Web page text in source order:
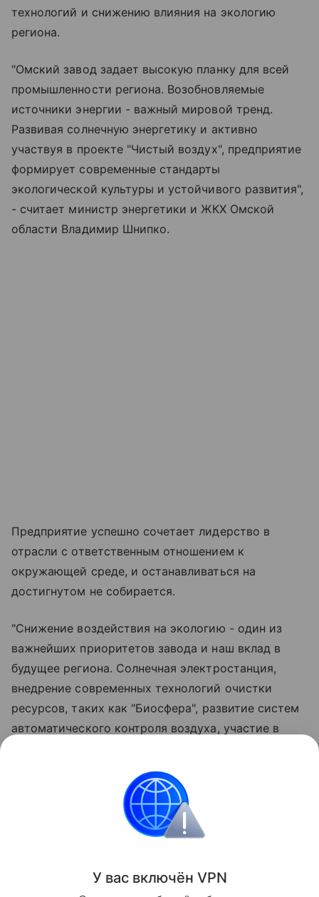
технологий и снижению влияния на экологию
региона.
"Омский завод задает высокую планку для всей
промышленности региона. Возобновляемые
источники энергии - важный мировой тренд.
Развивая солнечную энергетику и активно
участвуя в проекте "Чистый воздух", предприятие
формирует современные стандарты
экологической культуры и устойчивого развития",
- считает министр энергетики и ЖКХ Омской
области Владимир Шнипко.
Предприятие успешно сочетает лидерство в
отрасли с ответственным отношением к
окружающей среде, и останавливаться на
достигнутом не собирается.
"Снижение воздействия на экологию - один из
важнейших приоритетов завода и наш вклад в
будущее региона. Солнечная электростанция,
внедрение современных технологий очистки
ресурсов, таких как "Биосфера", развитие систем
автоматического контроля воздуха, участие в
акциях демонстрируют системный подход
предприятия к вопросам экологии", - отметил
генеральный директор Омского НПЗ Кирилл
Поделиться
У вас включён VPN